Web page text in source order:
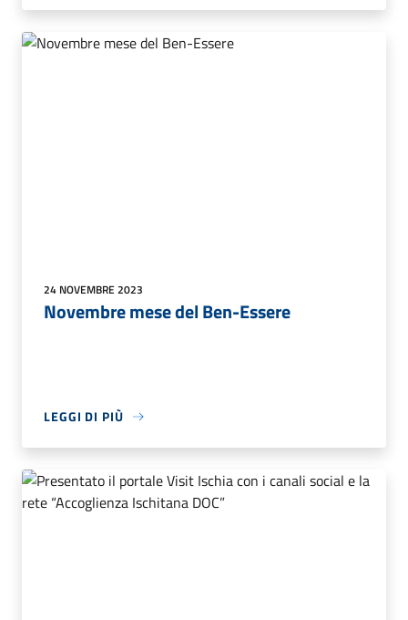
24 NOVEMBRE 2023
Novembre mese del Ben-Essere
LEGGI DI PIÙ